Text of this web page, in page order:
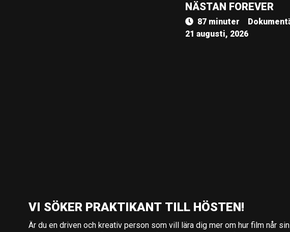
NÄSTAN FOREVER
87 minuter
21 augusti, 2026
VI SÖKER PRAKTIKANT TILL HÖSTEN!
Är du en driven och kreativ person som vill lära dig mer om hur film når